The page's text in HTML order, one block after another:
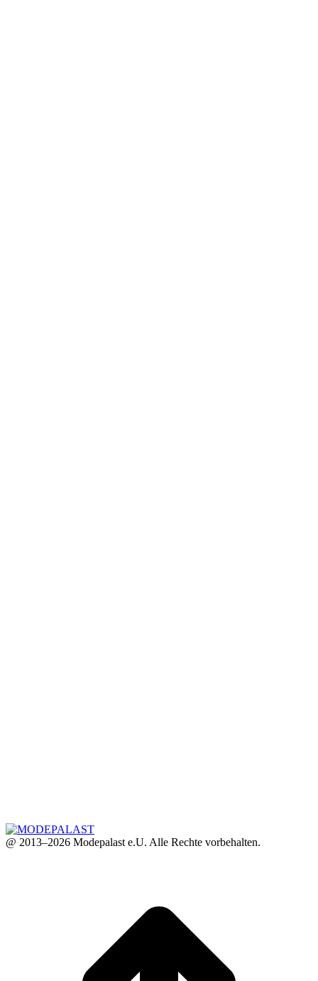
@ 2013–2026 Modepalast e.U. Alle Rechte vorbehalten.